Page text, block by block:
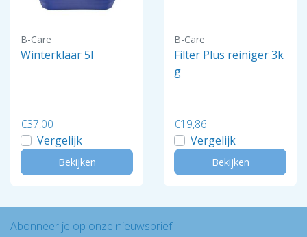
B-Care
Winterklaar 5l
€37,00
Vergelijk
Bekijken
B-Care
Filter Plus reiniger 3k
g
€19,86
Vergelijk
Bekijken
Abonneer je op onze nieuwsbrief